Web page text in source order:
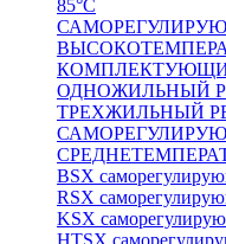
85°С
ОДНОЖИЛЬНЫЙ
ТРЕХЖИЛЬНЫЙ
BSX
RSX
KSX
HTSX